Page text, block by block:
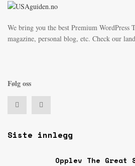
We bring you the best Premium WordPress
magazine, personal blog, etc. Check our
Følg oss
Siste innlegg
Opplev The Great